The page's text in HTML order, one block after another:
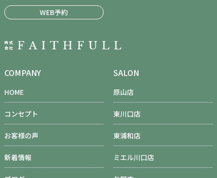
WEB予約
COMPANY
HOME
コンセプト
お客様の声
新着情報
SALON
原山店
東川口店
東浦和店
ミエル川口店